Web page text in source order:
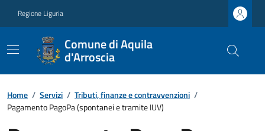
Regione Liguria
Comune di Aquila
d'Arroscia
Home / Servizi / Tributi, finanze e contravvenzioni /
Pagamento PagoPa (spontanei e tramite IUV)